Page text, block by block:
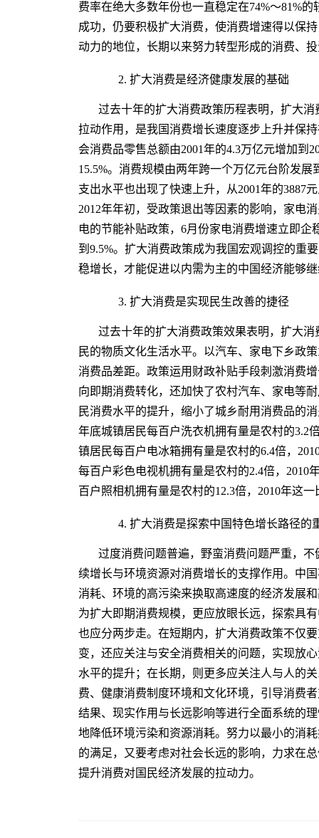
费率在绝大多数年份也一直稳定在74%～81%
成功，仍要积极扩大消费，使消费增速得以保
动力的地位，长期以来努力转型形成的消费、
2. 扩大消费是经济健康发展的基础
过去十年的扩大消费政策历程表明，扩大
拉动作用，是我国消费增长速度逐步上升并保
会消费品零售总额由2001年的4.3万亿元增加到
15.5%。消费规模由两年跨一个万亿元台阶发
支出水平也出现了快速上升，从2001年的3887
2012年年初，受政策退出等因素的影响，家电
电的节能补贴政策，6月份家电消费增速立即企
到9.5%。扩大消费政策成为我国宏观调控的重
稳增长，才能促进以内需为主的中国经济能够
3. 扩大消费是实现民生改善的捷径
过去十年的扩大消费政策效果表明，扩大
民的物质文化生活水平。以汽车、家电下乡政
消费品差距。政策运用财政补贴手段刺激消费
向即期消费转化，还加快了农村汽车、家电等
民消费水平的提升，缩小了城乡耐用消费品的
年底城镇居民每百户洗衣机拥有量是农村的3.2
镇居民每百户电冰箱拥有量是农村的6.4倍，
每百户彩色电视机拥有量是农村的2.4倍，2010
百户照相机拥有量是农村的12.3倍，2010年这
4. 扩大消费是探索中国特色增长路径的
过度消费问题普遍，野蛮消费问题严重，
续增长与环境资源对消费增长的支撑作用。中
消耗、环境的高污染来换取高速度的经济发展
为扩大即期消费规模，更应放眼长远，探索具
也应分两步走。在短期内，扩大消费政策不仅
变，还应关注与安全消费相关的问题，实现放
水平的提升；在长期，则更多应关注人与人的
费、健康消费制度环境和文化环境，引导消费
结果、现实作用与长远影响等进行全面系统的
地降低环境污染和资源消耗。努力以最小的消
的满足，又要考虑对社会长远的影响，力求在
提升消费对国民经济发展的拉动力。